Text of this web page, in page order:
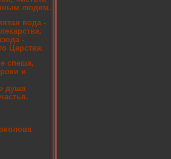
людям.
вода -
-
Царства.
спеша,
и
душа